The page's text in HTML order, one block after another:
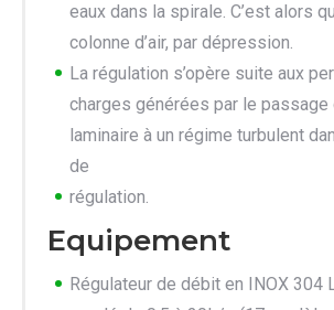
eaux dans la spirale. C’est alors
colonne d’air, par dépression.
La régulation s’opère suite aux
charges générées par le passage
laminaire à un régime turbulent
de
régulation.
Equipement
Régulateur de débit en INOX 304